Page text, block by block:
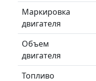
Маркировка
двигателя
Объем
двигателя
Топливо